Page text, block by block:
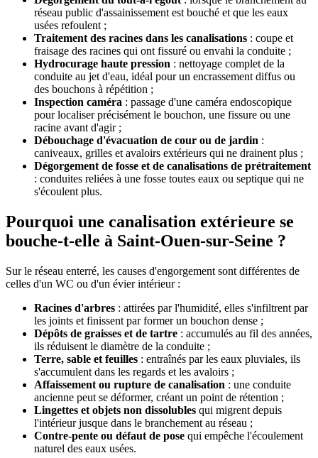
réseau public d'assainissement est bouché et que les eaux
usées refoulent ;
Traitement des racines dans les canalisations : coupe et
fraisage des racines qui ont fissuré ou envahi la conduite ;
Hydrocurage haute pression : nettoyage complet de la
conduite au jet d'eau, idéal pour un encrassement diffus ou
des bouchons à répétition ;
Inspection caméra : passage d'une caméra endoscopique
pour localiser précisément le bouchon, une fissure ou une
racine avant d'agir ;
Débouchage d'évacuation de cour ou de jardin :
caniveaux, grilles et avaloirs extérieurs qui ne drainent plus ;
Dégorgement de fosse et de canalisations de prétraitement
: conduites reliées à une fosse toutes eaux ou septique qui ne
s'écoulent plus.
Pourquoi une canalisation extérieure se
bouche-t-elle à Saint-Ouen-sur-Seine ?
Sur le réseau enterré, les causes d'engorgement sont différentes de
celles d'un WC ou d'un évier intérieur :
Racines d'arbres : attirées par l'humidité, elles s'infiltrent par
les joints et finissent par former un bouchon dense ;
Dépôts de graisses et de tartre : accumulés au fil des années,
ils réduisent le diamètre de la conduite ;
Terre, sable et feuilles : entraînés par les eaux pluviales, ils
s'accumulent dans les regards et les avaloirs ;
Affaissement ou rupture de canalisation : une conduite
ancienne peut se déformer, créant un point de rétention ;
Lingettes et objets non dissolubles qui migrent depuis
l'intérieur jusque dans le branchement au réseau ;
Contre-pente ou défaut de pose qui empêche l'écoulement
naturel des eaux usées.